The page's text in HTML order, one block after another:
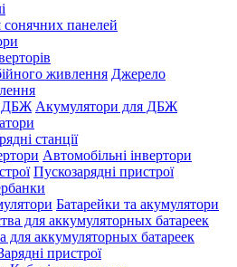
сонячних панелей
Джерело
Акумулятори для ДБЖ
станції
Автомобільні інвертори
Пускозарядні пристрої
Батарейки та акумулятори
для аккумуляторных батареек
пристрої